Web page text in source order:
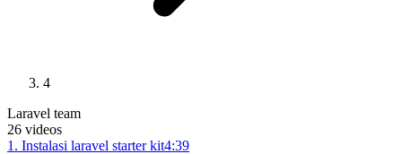
4
Laravel team
26 videos
1 . Instalasi laravel starter kit4:39